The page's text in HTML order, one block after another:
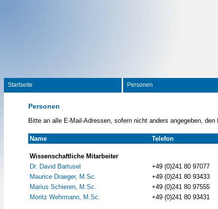
Startseite Personen
Personen
Bitte an alle E-Mail-Adressen, sofern nicht anders angegeben,
Name Telefon
Wissenschaftliche Mitarbeiter
Dr. David Bartusel
+49 (0)241 80 97077
Maurice Draeger, M.Sc.
+49 (0)241 80 93433
Marius Schieren, M.Sc.
+49 (0)241 80 97555
Moritz Wehrmann, M.Sc.
+49 (0)241 80 93431